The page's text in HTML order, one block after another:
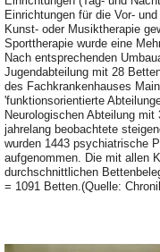
Einrichtungen für die Vor-
Kunst- oder Musiktherapie
Sporttherapie wurde eine
Nach entsprechenden
Jugendabteilung mit 28
des Fachkrankenhauses
'funktionsorientierte
Neurologischen Abteilung
jahrelang beobachtete
wurden 1443 psychiatrische
aufgenommen. Die mit allen
durchschnittlichen
= 1091 Betten.(Quelle: